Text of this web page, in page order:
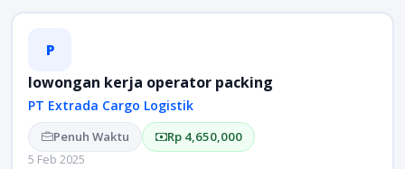
P
lowongan kerja operator packing
PT Extrada Cargo Logistik
Penuh Waktu Rp 4,650,000
5 Feb 2025